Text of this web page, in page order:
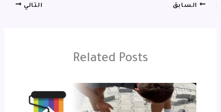
السابق التالي
Related Posts